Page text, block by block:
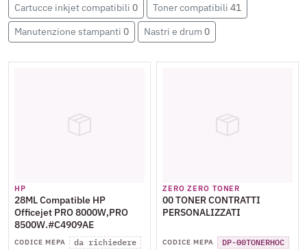
Cartucce inkjet compatibili 0 Toner compatibili 41
Manutenzione stampanti 0 Nastri e drum 0
HP
28ML Compatible HP
Officejet PRO 8000W,PRO
8500W.#C4909AE
CODICE MEPA da richiedere
ZERO ZERO TONER
00 TONER CONTRATTI
PERSONALIZZATI
CODICE MEPA DP-00TONERHOC